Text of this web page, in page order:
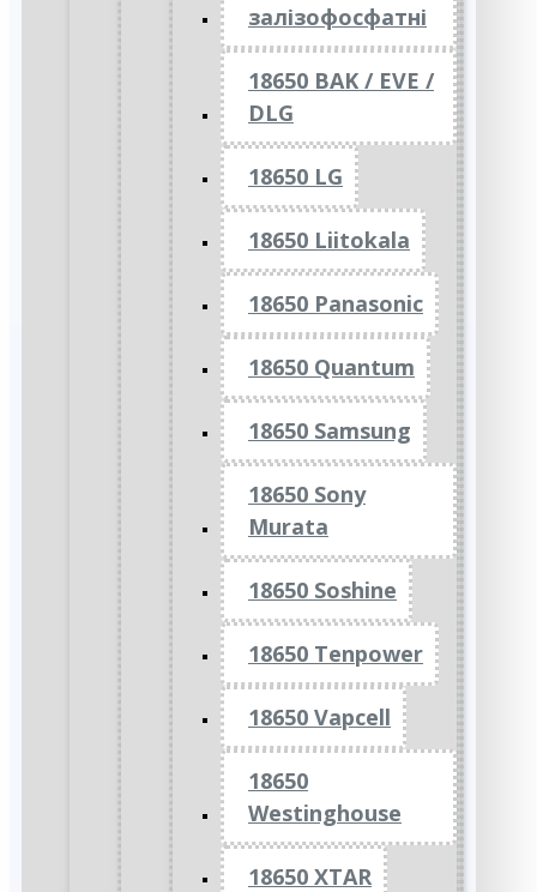
залізофосфатні
18650 BAK / EVE /
DLG
18650 LG
18650 Liitokala
18650 Panasonic
18650 Quantum
18650 Samsung
18650 Sony
Murata
18650 Soshine
18650 Tenpower
18650 Vapcell
18650
Westinghouse
18650 XTAR